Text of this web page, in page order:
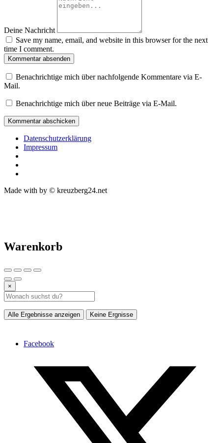
Deine Nachricht
Save my name, email, and website in this browser for the next
time I comment.
Kommentar absenden
Benachrichtige mich über nachfolgende Kommentare via E-
Mail.
Benachrichtige mich über neue Beiträge via E-Mail.
Datenschutzerklärung
Impressum
Made with by © kreuzberg24.net
Warenkorb
×
Alle Ergebnisse anzeigen Keine Ergnisse
Facebook